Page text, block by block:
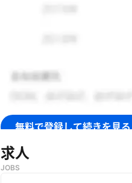
無料で登録して続きを見る
求人
JOBS